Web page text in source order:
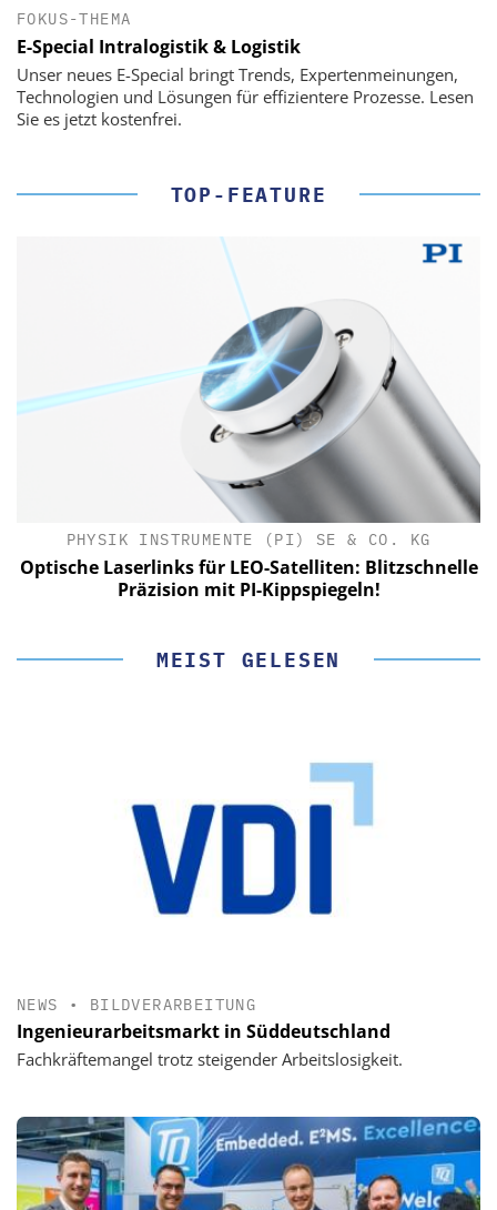
FOKUS-THEMA
E-Special Intralogistik & Logistik
Unser neues E-Special bringt Trends, Expertenmeinungen,
Technologien und Lösungen für effizientere Prozesse. Lesen
Sie es jetzt kostenfrei.
TOP-FEATURE
PHYSIK INSTRUMENTE (PI) SE & CO. KG
Optische Laserlinks für LEO-Satelliten: Blitzschnelle
Präzision mit PI-Kippspiegeln!
MEIST GELESEN
NEWS • BILDVERARBEITUNG
Ingenieurarbeitsmarkt in Süddeutschland
Fachkräftemangel trotz steigender Arbeitslosigkeit.